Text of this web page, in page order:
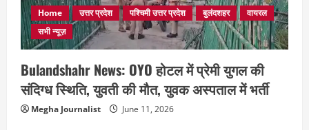
Home उत्तर प्रदेश पश्चिमी उत्तर प्रदेश बुलंदशहर
वायरल
सभी न्यूज़
Bulandshahr News: OYO होटल में प्रेमी युगल की
संदिग्ध स्थिति, युवती की मौत, युवक अस्पताल में भर्ती
Megha Journalist June 11, 2026